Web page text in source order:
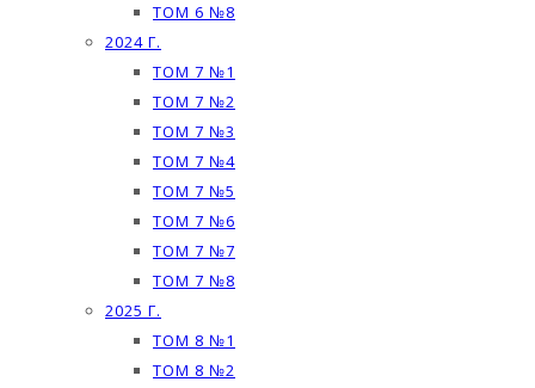
ТОМ 6 №8
2024 Г.
ТОМ 7 №1
ТОМ 7 №2
ТОМ 7 №3
ТОМ 7 №4
ТОМ 7 №5
ТОМ 7 №6
ТОМ 7 №7
ТОМ 7 №8
2025 Г.
ТОМ 8 №1
ТОМ 8 №2